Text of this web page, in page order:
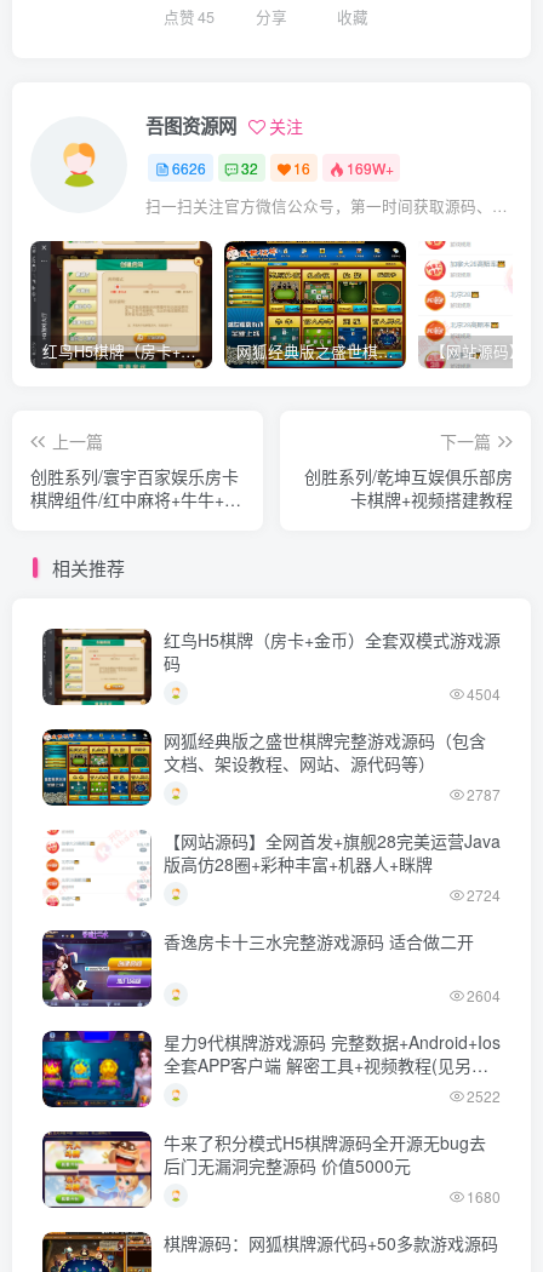
点赞45 分享 收藏
吾图资源网 关注
6626 32 16 169W+
扫一扫关注官方微信公众号，第一时间获取源码、网赚项目资源教程，自媒体等知识干货，让互联网创业赚钱更简单。
红鸟H5棋牌（房卡+金币）全套双模式游戏源码 网狐经典版之盛世棋牌完整游戏源码（包含文档、架设教程、网站、源代码等）
上一篇
创胜系列/寰宇百家娱乐房卡
棋牌组件/红中麻将+牛牛+金
下一篇
创胜系列/乾坤互娱俱乐部房
卡棋牌+视频搭建教程
相关推荐
红鸟H5棋牌（房卡+金币）全套双模式游戏源
码
4504
网狐经典版之盛世棋牌完整游戏源码（包含
文档、架设教程、网站、源代码等）
2787
【网站源码】全网首发+旗舰28完美运营Java
版高仿28圈+彩种丰富+机器人+眯牌
2724
香逸房卡十三水完整游戏源码 适合做二开
2604
星力9代棋牌游戏源码 完整数据+Android+Ios
全套APP客户端 解密工具+视频教程(见另个
链接)
2522
牛来了积分模式H5棋牌源码全开源无bug去
后门无漏洞完整源码 价值5000元
1680
棋牌源码：网狐棋牌源代码+50多款游戏源码